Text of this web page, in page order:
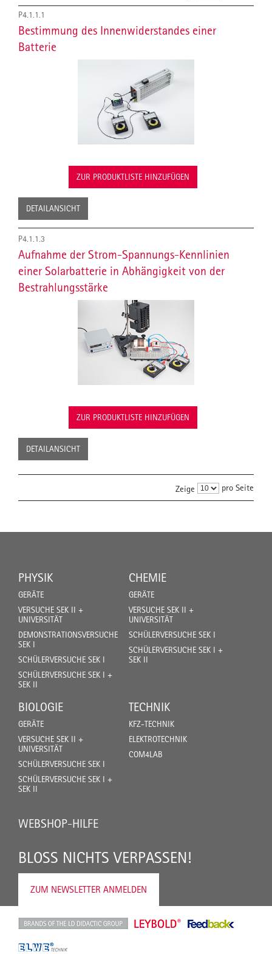
P4.1.1.1
Bestimmung des Innenwiderstandes einer
Batterie
ZUR PRODUKTLISTE HINZUFÜGEN
DETAILANSICHT
P4.1.1.3
Aufnahme der Strom-Spannungs-Kennlinien
einer Solarbatterie in Abhängigkeit von der
Bestrahlungsstärke
ZUR PRODUKTLISTE HINZUFÜGEN
DETAILANSICHT
Zeige pro Seite
PHYSIK
GERÄTE
VERSUCHE SEK II +
UNIVERSITÄT
DEMONSTRATIONSVERSUCHE
SEK I
SCHÜLERVERSUCHE SEK I
SCHÜLERVERSUCHE SEK I +
SEK II
CHEMIE
GERÄTE
VERSUCHE SEK II +
UNIVERSITÄT
SCHÜLERVERSUCHE SEK I
SCHÜLERVERSUCHE SEK I +
SEK II
BIOLOGIE
GERÄTE
VERSUCHE SEK II +
UNIVERSITÄT
SCHÜLERVERSUCHE SEK I
SCHÜLERVERSUCHE SEK I +
SEK II
TECHNIK
KFZ-TECHNIK
ELEKTROTECHNIK
COM4LAB
WEBSHOP-HILFE
BLOSS NICHTS VERPASSEN!
ZUM NEWSLETTER ANMELDEN